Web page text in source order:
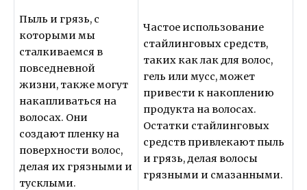
Пыль и грязь, с
которыми мы
сталкиваемся в
повседневной
жизни, также могут
накапливаться на
волосах. Они
создают пленку на
поверхности волос,
делая их грязными и
тусклыми.
Частое использование
стайлинговых средств,
таких как лак для волос,
гель или мусс, может
привести к накоплению
продукта на волосах.
Остатки стайлинговых
средств привлекают пыль
и грязь, делая волосы
грязными и смазанными.